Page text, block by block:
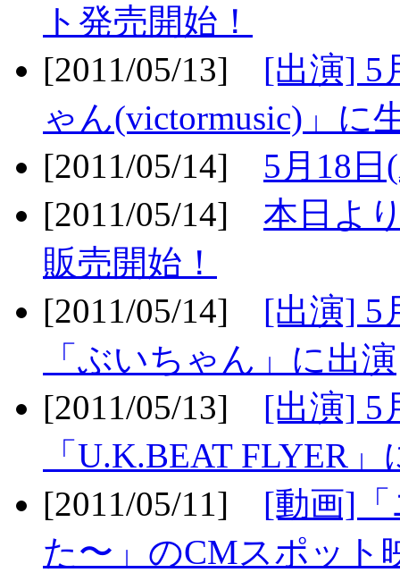
ト発売開始！
[2011/05/13] [出演] 5
ゃん(victormusic)」に
[2011/05/14] 5月18
[2011/05/14] 本日よ
販売開始！
[2011/05/14] [出演] 5
「ぶいちゃん」に出演
[2011/05/13] [出演] 5
「U.K.BEAT FLYER
[2011/05/11] [動画]
た〜」のCMスポット